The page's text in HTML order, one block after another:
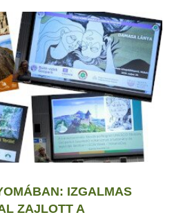
IZGALMAS
ZAJLOTT A